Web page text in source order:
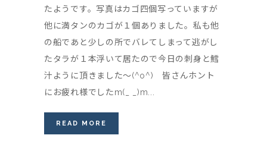
たようです。写真はカゴ四個写っていますが
他に満タンのカゴが１個ありました。私も他
の船であと少しの所でバレてしまって逃がし
たタラが１本浮いて居たので今日の刺身と鱈
汁ように頂きました〜(^o^) 皆さんホント
にお疲れ様でしたm(_ _)m...
READ MORE